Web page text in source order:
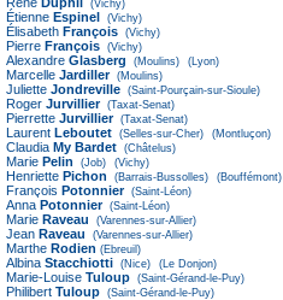
(Vichy)
Étienne Espinel (Vichy)
Élisabeth François (Vichy)
Pierre François (Vichy)
Alexandre Glasberg (Moulins) (Lyon)
Marcelle Jardiller (Moulins)
Juliette Jondreville (Saint-Pourçain-sur-Sioule)
Roger Jurvillier (Taxat-Senat)
Pierrette Jurvillier (Taxat-Senat)
Laurent Leboutet (Selles-sur-Cher) (Montluçon)
Claudia My Bardet (Châtelus)
Marie Pelin (Job) (Vichy)
Henriette Pichon (Barrais-Bussolles) (Bouffémont)
François Potonnier (Saint-Léon)
Anna Potonnier (Saint-Léon)
Marie Raveau (Varennes-sur-Allier)
Jean Raveau (Varennes-sur-Allier)
Marthe Rodien (Ebreuil)
Albina Stacchiotti (Nice) (Le Donjon)
Marie-Louise Tuloup (Saint-Gérand-le-Puy)
Philibert Tuloup (Saint-Gérand-le-Puy)